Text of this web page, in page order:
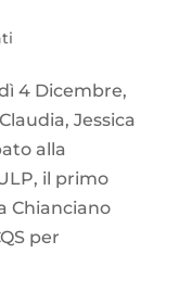
4 Dicembre,
Jessica
alla
il primo
Chianciano
per